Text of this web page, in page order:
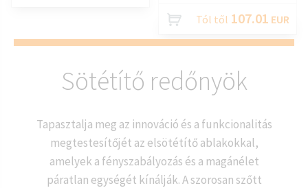
Tól től 107.01 EUR
Sötétítő redőnyök
Tapasztalja meg az innováció és a funkcionalitás
megtestesítőjét az elsötétítő ablakokkal,
amelyek a fényszabályozás és a magánélet
páratlan egységét kínálják. A szorosan szőtt